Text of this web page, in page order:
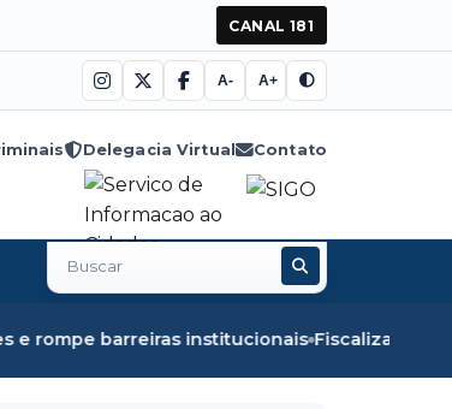
CANAL 181
A- A+
Delegacia Virtual Contato
Buscar
no
institucionais Fiscalização em Óbidos